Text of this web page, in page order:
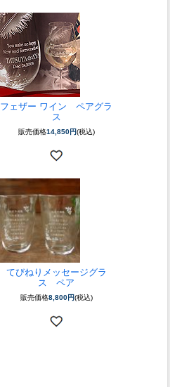
フェザー ワイン ペアグラ
ス
販売価格14,850円(税込)
てびねりメッセージグラ
ス ペア
販売価格8,800円(税込)